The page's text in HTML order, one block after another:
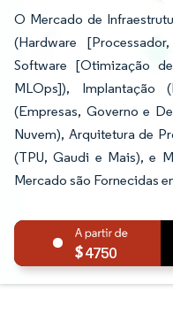
O Mercado de
(Hardware
Software [Otimização
MLOps]), Implantação
(Empresas, Governo e
Nuvem), Arquitetura de
(TPU, Gaudi e Mais), e
Mercado são Fornecidas
4750